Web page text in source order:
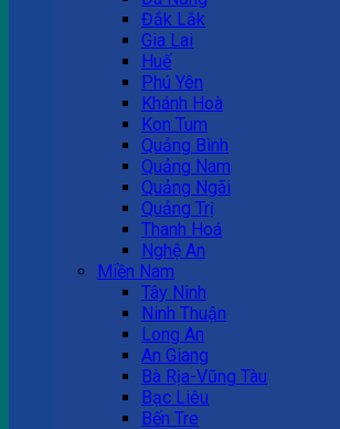
Đắk Lắk
Gia Lai
Huế
Phú Yên
Khánh Hoà
Kon Tum
Quảng Bình
Quảng Nam
Quảng Ngãi
Quảng Trị
Thanh Hoá
Nghệ An
Miền Nam
Tây Ninh
Ninh Thuận
Long An
An Giang
Bà Rịa-Vũng Tàu
Bạc Liêu
Bến Tre